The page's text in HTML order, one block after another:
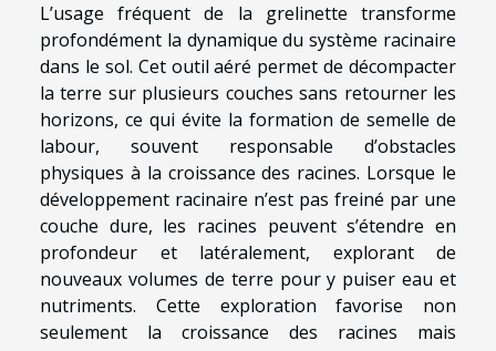
L’usage fréquent de la grelinette transforme
profondément la dynamique du système racinaire
dans le sol. Cet outil aéré permet de décompacter
la terre sur plusieurs couches sans retourner les
horizons, ce qui évite la formation de semelle de
labour, souvent responsable d’obstacles
physiques à la croissance des racines. Lorsque le
développement racinaire n’est pas freiné par une
couche dure, les racines peuvent s’étendre en
profondeur et latéralement, explorant de
nouveaux volumes de terre pour y puiser eau et
nutriments. Cette exploration favorise non
seulement la croissance des racines mais